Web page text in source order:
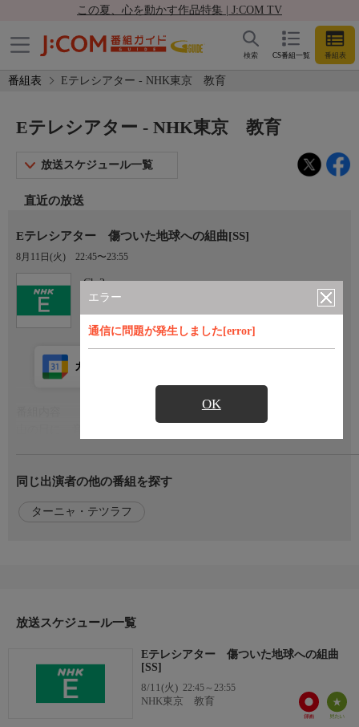
この夏、心を動かす作品特集 | J:COM TV
CS番組一覧 番組表
検索
番組表 Eテレシアター - NHK東京 教育
エラー
通信に問題が発生しました[error]
OK
Eテレシアター - NHK東京 教育
放送スケジュール一覧
直近の放送
Eテレシアター 傷ついた地球への組曲[SS]
8月11日(火) 22:45〜23:55
Ch.2
NHK東京 教育
カレンダー登録
ほかの無伴奏作品を。【曲目】無伴奏チェロ組曲第4番、第5番、
第6番（バッハ） 無伴奏チェロとテープのための「クラック
ス」、「クラウズ」（エンケ）【収録】2023年スイス、フラン
同じ出演者の他の番組を探す
ターニャ・テツラフ
放送スケジュール一覧
Eテレシアター 傷ついた地球への組曲
[SS]
8/11(火) 22:45～23:55
NHK東京 教育